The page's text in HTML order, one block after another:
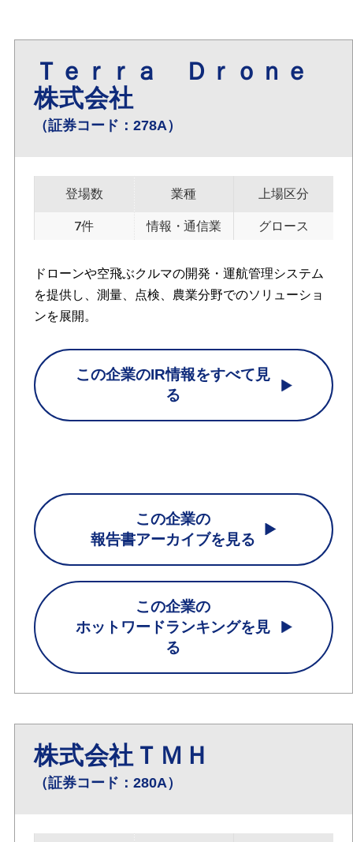
Ｔｅｒｒａ Ｄｒｏｎｅ
株式会社
（証券コード：278A）
登場数
7件
業種
情報・通信業
上場区分
グロース
ドローンや空飛ぶクルマの開発・運航管理システム
を提供し、測量、点検、農業分野でのソリューショ
ンを展開。
この企業のIR情報をすべて見
る
この企業の
報告書アーカイブを見る
この企業の
ホットワードランキングを見
る
株式会社ＴＭＨ
（証券コード：280A）